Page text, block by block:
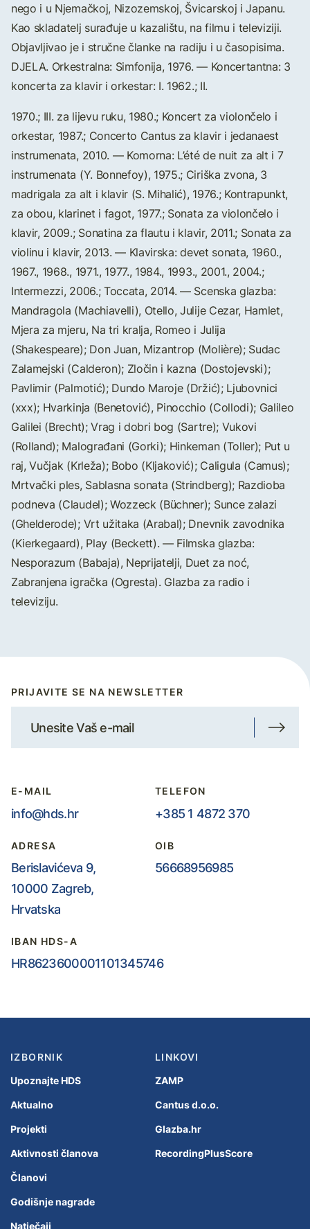
nego i u Njemačkoj, Nizozemskoj, Švicarskoj i Japanu.
Kao skladatelj surađuje u kazalištu, na filmu i televiziji.
Objavljivao je i stručne članke na radiju i u časopisima.
DJELA. Orkestralna: Simfonija, 1976. — Koncertantna: 3
koncerta za klavir i orkestar: I. 1962.; II.
1970.; III. za lijevu ruku, 1980.; Koncert za violončelo i
orkestar, 1987.; Concerto Cantus za klavir i jedanaest
instrumenata, 2010. — Komorna: L’été de nuit za alt i 7
instrumenata (Y. Bonnefoy), 1975.; Ciriška zvona, 3
madrigala za alt i klavir (S. Mihalić), 1976.; Kontrapunkt,
za obou, klarinet i fagot, 1977.; Sonata za violončelo i
klavir, 2009.; Sonatina za flautu i klavir, 2011.; Sonata za
violinu i klavir, 2013. — Klavirska: devet sonata, 1960.,
1967., 1968., 1971., 1977., 1984., 1993., 2001., 2004.;
Intermezzi, 2006.; Toccata, 2014. — Scenska glazba:
Mandragola (Machiavelli), Otello, Julije Cezar, Hamlet,
Mjera za mjeru, Na tri kralja, Romeo i Julija
(Shakespeare); Don Juan, Mizantrop (Molière); Sudac
Zalamejski (Calderon); Zločin i kazna (Dostojevski);
Pavlimir (Palmotić); Dundo Maroje (Držić); Ljubovnici
(xxx); Hvarkinja (Benetović), Pinocchio (Collodi); Galileo
Galilei (Brecht); Vrag i dobri bog (Sartre); Vukovi
(Rolland); Malograđani (Gorki); Hinkeman (Toller); Put u
raj, Vučjak (Krleža); Bobo (Kljaković); Caligula (Camus);
Mrtvački ples, Sablasna sonata (Strindberg); Razdioba
podneva (Claudel); Wozzeck (Büchner); Sunce zalazi
(Ghelderode); Vrt užitaka (Arabal); Dnevnik zavodnika
(Kierkegaard), Play (Beckett). — Filmska glazba:
Nesporazum (Babaja), Neprijatelji, Duet za noć,
Zabranjena igračka (Ogresta). Glazba za radio i
televiziju.
PRIJAVITE SE NA NEWSLETTER
E-MAIL
info@hds.hr
TELEFON
+385 1 4872 370
ADRESA
Berislavićeva 9,
10000 Zagreb,
Hrvatska
OIB
56668956985
IBAN HDS-A
HR8623600001101345746
IZBORNIK
Upoznajte HDS
Aktualno
Projekti
Aktivnosti članova
Članovi
Godišnje nagrade
Natječaji
LINKOVI
ZAMP
Cantus d.o.o.
Glazba.hr
RecordingPlusScore